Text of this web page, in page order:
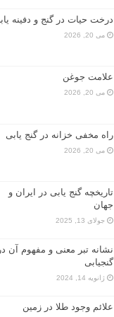
درخت حیات در گنج و دفینه
می 20, 2026
علامت جوغن
می 20, 2026
راه مخفی خزانه در گنج یابی
می 20, 2026
تاریخچه گنج‌ یابی در ایران و
جهان
جولای 13, 2025
نشانه تبر معنی و مفهوم آن
گنجیابی
ژانویه 14, 2024
علائم وجود طلا در زمین